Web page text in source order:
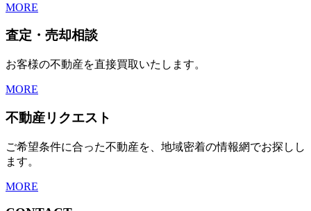
MORE
査定・売却相談
お客様の不動産を直接買取いたします。
MORE
不動産リクエスト
ご希望条件に合った不動産を、地域密着の情報網でお探しし
ます。
MORE